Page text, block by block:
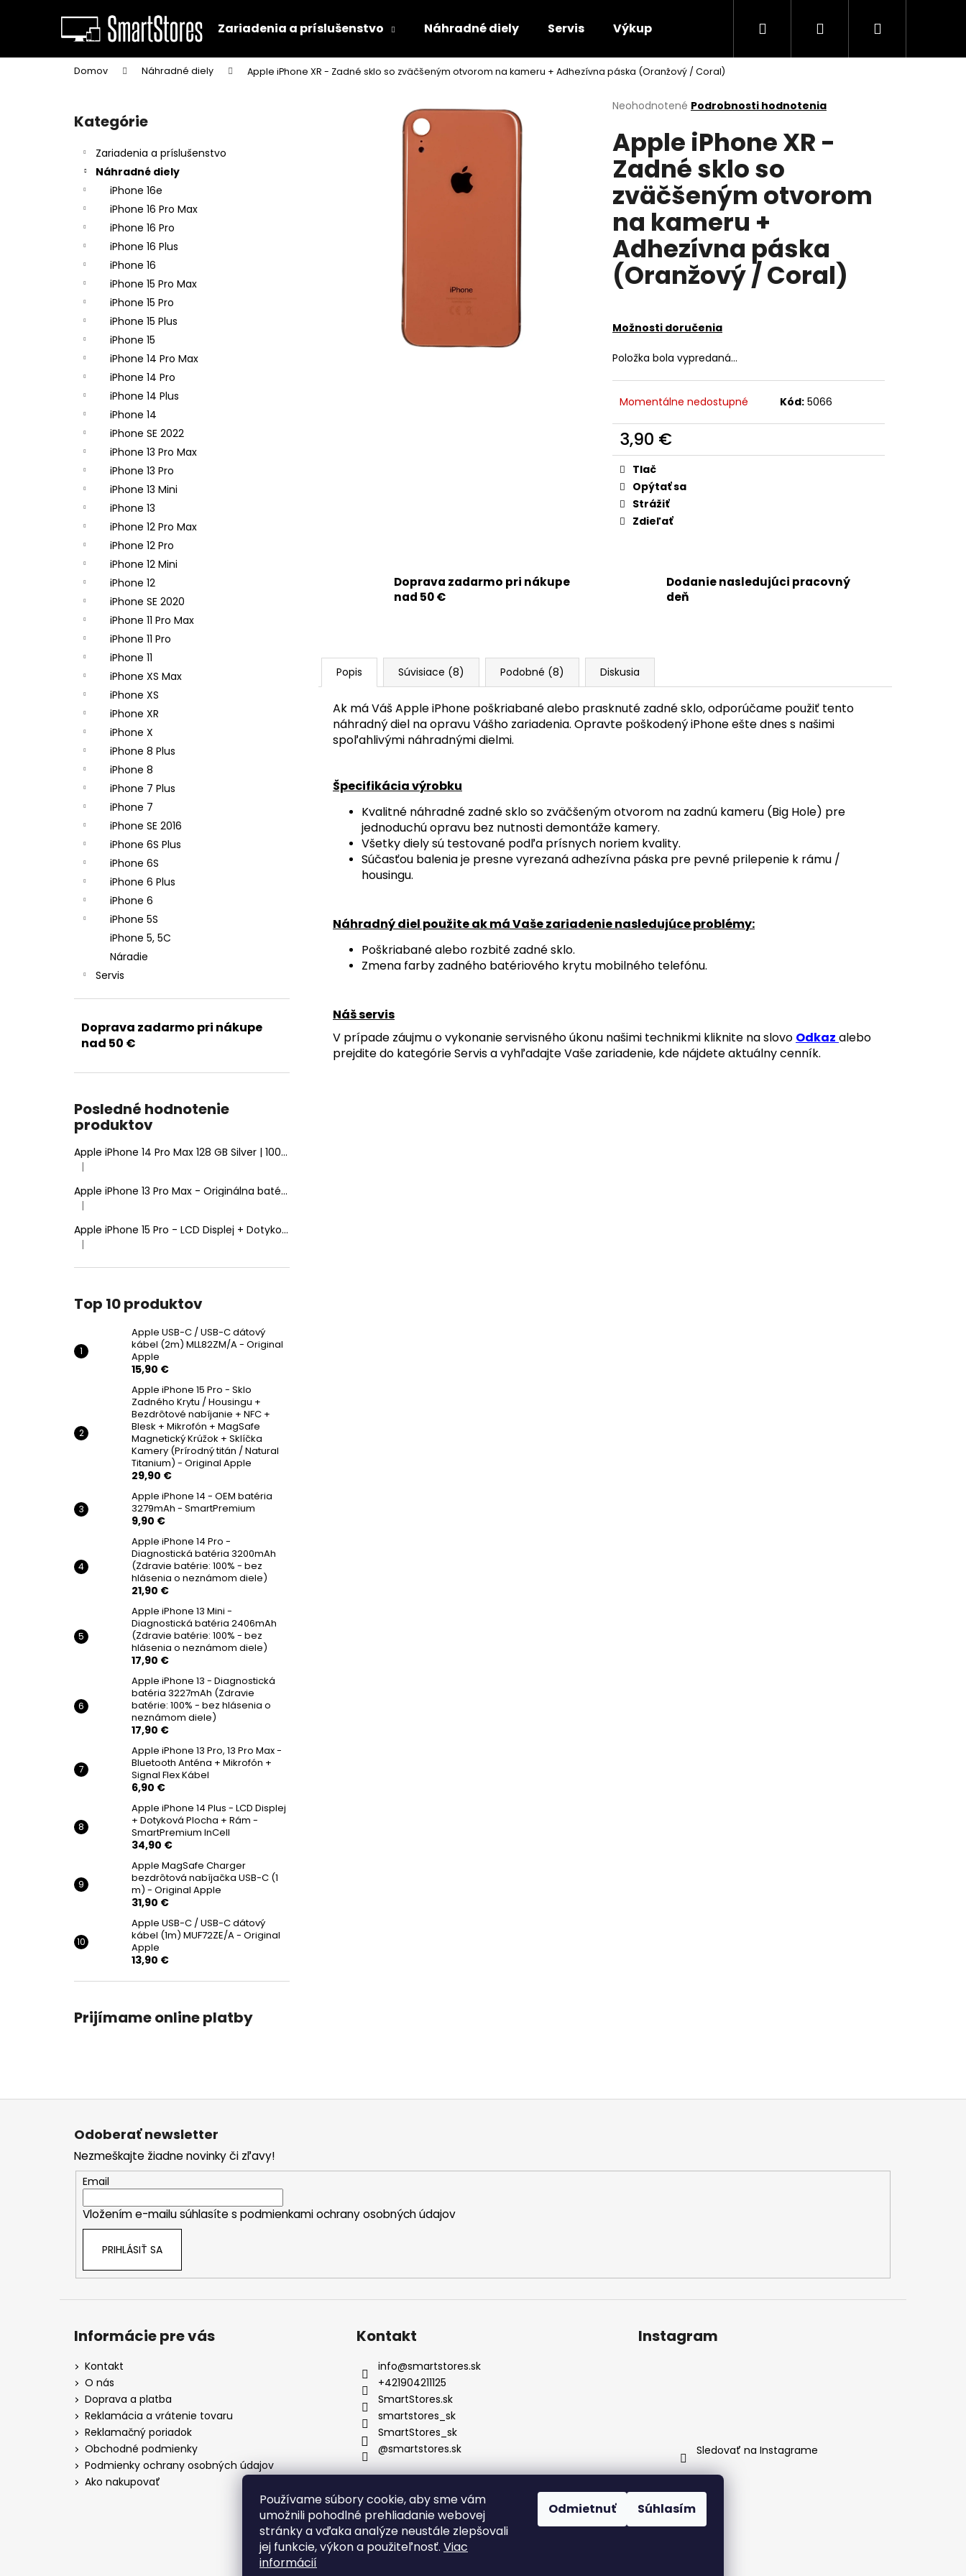
Používame súbory cookie, aby sme vám
umožnili pohodlné prehliadanie webovej
stránky a vďaka analýze neustále zlepšovali
jej funkcie, výkon a použiteľnosť. Viac
informácií
Odmietnuť Súhlasím
Zariadenia a príslušenstvo Náhradné diely Servis Výkup Kontakt
Hľadať PrihlásenieNákupný
Domov Náhradné diely Apple iPhone XR - Zadné sklo so zväčšeným otvorom na kameru + Adhezívna páska (Oranžový / Coral)
Preskočiť
kategórie
Kategórie
Zariadenia a príslušenstvo
Náhradné diely
iPhone 16e
iPhone 16 Pro Max
iPhone 16 Pro
iPhone 16 Plus
iPhone 16
iPhone 15 Pro Max
iPhone 15 Pro
iPhone 15 Plus
iPhone 15
iPhone 14 Pro Max
iPhone 14 Pro
iPhone 14 Plus
iPhone 14
iPhone SE 2022
iPhone 13 Pro Max
iPhone 13 Pro
iPhone 13 Mini
iPhone 13
iPhone 12 Pro Max
iPhone 12 Pro
iPhone 12 Mini
iPhone 12
iPhone SE 2020
iPhone 11 Pro Max
iPhone 11 Pro
iPhone 11
iPhone XS Max
iPhone XS
iPhone XR
iPhone X
iPhone 8 Plus
iPhone 8
iPhone 7 Plus
iPhone 7
iPhone SE 2016
iPhone 6S Plus
iPhone 6S
iPhone 6 Plus
iPhone 6
iPhone 5S
iPhone 5, 5C
Náradie
Servis
Doprava zadarmo pri nákupe
nad 50 €
Posledné hodnotenie
produktov
Apple iPhone 14 Pro Max 128 GB Silver | 100% Zdravie batérie | Stav: A (Výborný)
Hodnotenie produktu je 5 z 5 hviezdičiek.
|
Apple iPhone 13 Pro Max - Originálna batéria 4352mAh (Zdravie batérie: 100% - bez hlásenia o neznámom diele)
Hodnotenie produktu je 5 z 5 hviezdičiek.
|
Apple iPhone 15 Pro - LCD Displej + Dotyková Plocha + Rám - SmartPremium Hard OLED
Hodnotenie produktu je 5 z 5 hviezdičiek.
|
Top 10 produktov
Apple USB-C / USB-C dátový
kábel (2m) MLL82ZM/A - Original
Apple
15,90 €
Apple iPhone 15 Pro - Sklo
Zadného Krytu / Housingu +
Bezdrôtové nabíjanie + NFC +
Blesk + Mikrofón + MagSafe
Magnetický Krúžok + Sklíčka
Kamery (Prírodný titán / Natural
Titanium) - Original Apple
29,90 €
Apple iPhone 14 - OEM batéria
3279mAh - SmartPremium
9,90 €
Apple iPhone 14 Pro -
Diagnostická batéria 3200mAh
(Zdravie batérie: 100% - bez
hlásenia o neznámom diele)
21,90 €
Apple iPhone 13 Mini -
Diagnostická batéria 2406mAh
(Zdravie batérie: 100% - bez
hlásenia o neznámom diele)
17,90 €
Apple iPhone 13 - Diagnostická
batéria 3227mAh (Zdravie
batérie: 100% - bez hlásenia o
neznámom diele)
17,90 €
Apple iPhone 13 Pro, 13 Pro Max -
Bluetooth Anténa + Mikrofón +
Signal Flex Kábel
6,90 €
Apple iPhone 14 Plus - LCD Displej
+ Dotyková Plocha + Rám -
SmartPremium InCell
34,90 €
Apple MagSafe Charger
bezdrôtová nabíjačka USB-C (1
m) - Original Apple
31,90 €
Apple USB-C / USB-C dátový
kábel (1m) MUF72ZE/A - Original
Apple
13,90 €
Prijímame online platby
Priemerné
produktu
je
0,0
z
5
hviezdičiek.
Neohodnotené Podrobnosti hodnotenia
Apple iPhone XR -
Zadné sklo so
zväčšeným otvorom
na kameru +
Adhezívna páska
(Oranžový / Coral)
Možnosti doručenia
Položka bola vypredaná…
Momentálne nedostupné Kód: 5066
3,90 €
Jednotková
cena:
Tlač
Opýtať sa
Strážiť
Zdieľať
Doprava zadarmo pri nákupe
nad 50 €
Dodanie nasledujúci pracovný
deň
Popis Súvisiace (8) Podobné (8) Diskusia
Ak má Váš Apple iPhone poškriabané alebo prasknuté zadné sklo, odporúčame použiť tento
náhradný diel na opravu Vášho zariadenia. Opravte poškodený iPhone ešte dnes s našimi
spoľahlivými náhradnými dielmi.
Špecifikácia výrobku
Kvalitné náhradné zadné sklo so zväčšeným otvorom na zadnú kameru (Big Hole) pre
jednoduchú opravu bez nutnosti demontáže kamery.
Všetky diely sú testované podľa prísnych noriem kvality.
Súčasťou balenia je presne vyrezaná adhezívna páska pre pevné prilepenie k rámu /
housingu.
Náhradný diel použite ak má Vaše zariadenie nasledujúce problémy:
Poškriabané alebo rozbité zadné sklo.
Zmena farby zadného batériového krytu mobilného telefónu.
Náš servis
V prípade záujmu o vykonanie servisného úkonu našimi technikmi kliknite na slovo Odkaz alebo
prejdite do kategórie Servis a vyhľadajte Vaše zariadenie, kde nájdete aktuálny cenník.
í
Späť
do
obchodu
Späť
do
obchodu
Čo potrebujete nájsť?
Odporúčame
APPLE USB-C / USB-C DÁTOVÝ KÁBEL
(2M) MLL82ZM/A - ORIGINAL APPLE
15,90 €
Pôvodne: 21,90 €
APPLE IPHONE 15 PRO - SKLO ZADNÉHO
KRYTU / HOUSINGU + BEZDRÔTOVÉ
NABÍJANIE + NFC + BLESK + MIKROFÓN +
APPLE IPHONE 14 - OEM BATÉRIA
3279MAH - SMARTPREMIUM
Z
Odoberať newsletter
Nezmeškajte žiadne novinky či zľavy!
Email
Vložením e-mailu súhlasíte s podmienkami ochrany osobných údajov
PRIHLÁSIŤ SA
Informácie pre vás
Kontakt
O nás
Doprava a platba
Reklamácia a vrátenie tovaru
Reklamačný poriadok
Obchodné podmienky
Podmienky ochrany osobných údajov
Ako nakupovať
Kontakt
info@smartstores.sk
+421904211125
SmartStores.sk
smartstores_sk
SmartStores_sk
@smartstores.sk
Instagram
Sledovať na Instagrame